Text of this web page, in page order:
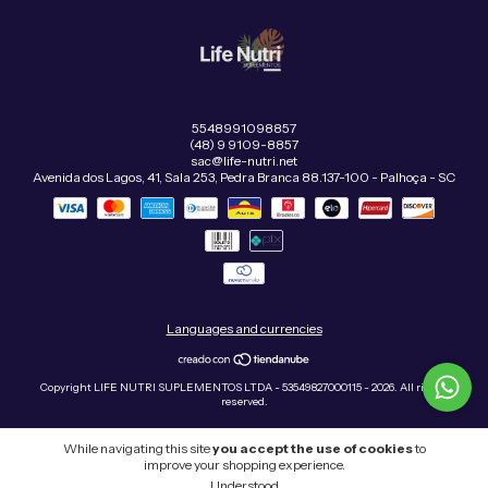
While navigating this siteyou accept the use of cookiesto
improve your shopping experience.
5548991098857
(48) 9 9109-8857
sac@life-nutri.net
Avenida dos Lagos, 41, Sala 253, Pedra Branca 88.137-100 - Palhoça - SC
Languages and currencies
Copyright LIFE NUTRI SUPLEMENTOS LTDA - 53549827000115 - 2026. All rights
reserved.